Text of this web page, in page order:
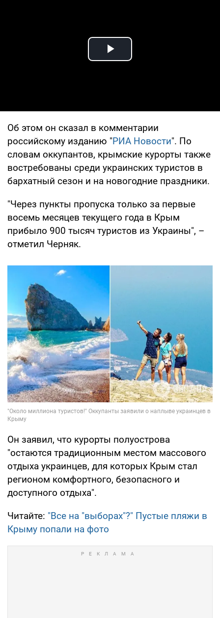
Play Video
Об этом он сказал в комментарии
российскому изданию "РИА Новости". По
словам оккупантов, крымские курорты также
востребованы среди украинских туристов в
бархатный сезон и на новогодние праздники.
"Через пункты пропуска только за первые
восемь месяцев текущего года в Крым
прибыло 900 тысяч туристов из Украины", –
отметил Черняк.
Он заявил, что курорты полуострова
"остаются традиционным местом массового
отдыха украинцев, для которых Крым стал
регионом комфортного, безопасного и
доступного отдыха".
Читайте: "Все на "выборах"?" Пустые пляжи в
Крыму попали на фото